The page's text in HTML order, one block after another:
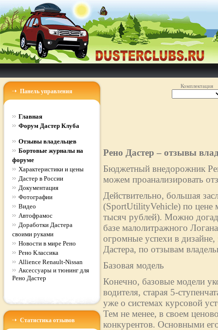
Панель управления
Главная
Форум Дастер Клуба
Отзывы владельцев
Бортовые журналы на
форуме
Характеристики и цены
Дастер в России
Документация
Фотографии
Видео
Автофрамос
Доработки Дастера
своими руками
Новости в мире Рено
Рено Классика
Allience Renault-Nissan
Аксессуары и тюнинг для
Рено Дастер
Статистика отзывов
Комплектация
Рено Дастер – отзывы
Бюджетный внедорожник
можем проанализировать
Действительно, большая
(SportUtilityVehicle) по цене
тысяч рублей). Можно
базе малолитражного
огромные успехи в
Дастера, по отзывам
Базовая модель
Конечно, базовые модели
водителя, старая 5-
уже о системах курсовой
Тем не менее, в своем
конкурентов. Основными